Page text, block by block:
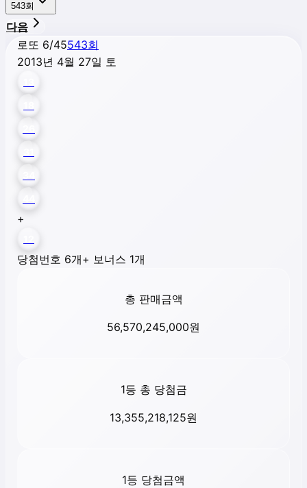
543회
다음
로또 6/45543회
2013년 4월 27일 토
+
당첨번호 6개+ 보너스 1개
총 판매금액
56,570,245,000원
1등 총 당첨금
13,355,218,125원
1등 당첨금액